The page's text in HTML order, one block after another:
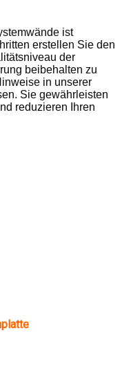
ist
erstellen Sie den
der
beibehalten zu
in unserer
Sie gewährleisten
reduzieren Ihren